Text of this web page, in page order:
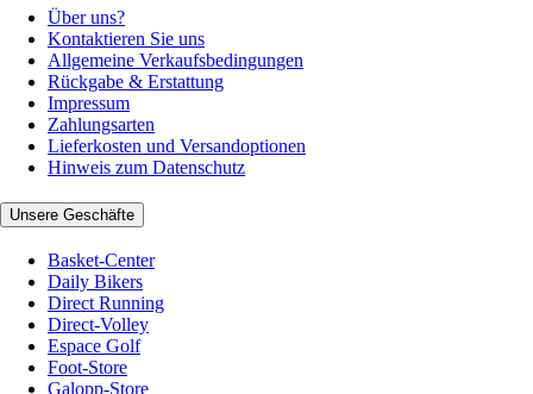
Über uns?
Kontaktieren Sie uns
Allgemeine Verkaufsbedingungen
Rückgabe & Erstattung
Impressum
Zahlungsarten
Lieferkosten und Versandoptionen
Hinweis zum Datenschutz
Unsere Geschäfte
Basket-Center
Daily Bikers
Direct Running
Direct-Volley
Espace Golf
Foot-Store
Galopp-Store